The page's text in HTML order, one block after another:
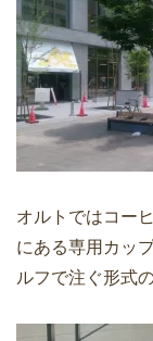
オルトではコー
にある専用カッ
ルフで注ぐ形式